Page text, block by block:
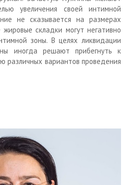
увеличения своей интимной
не сказывается на размерах
складки могут негативно
зоны. В целях ликвидации
иногда решают прибегнуть к
различных вариантов проведения